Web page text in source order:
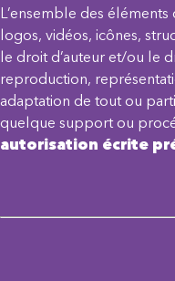
L’ensemble des
logos, vidéos, icônes,
le droit d’auteur et/ou le
reproduction,
adaptation de tout ou
quelque support ou
autorisation écrite